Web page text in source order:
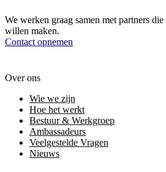
We werken graag samen met partners
willen maken.
Contact opnemen
Over ons
Wie we zijn
Hoe het werkt
Bestuur & Werkgroep
Ambassadeurs
Veelgestelde Vragen
Nieuws